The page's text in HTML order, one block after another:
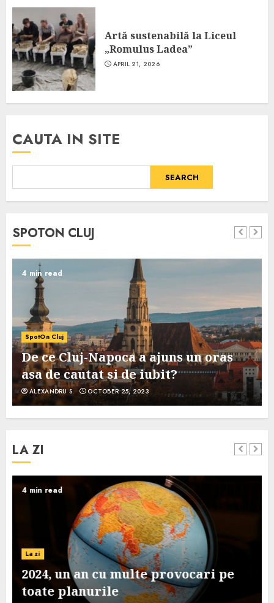
Artă sustenabilă la Liceul
„Romulus Ladea”
APRIL 21, 2026
CAUTA IN SITE
SEARCH
SPOTON CLUJ
4 min read
SpotOn Cluj
De ce Cluj-Napoca a ajuns un oras
asa de cautat si de iubit?
ALEXANDRU S. OCTOBER 25, 2023
LA ZI
4 min read
La zi
2024, un an cu multe provocari pe
toate planurile